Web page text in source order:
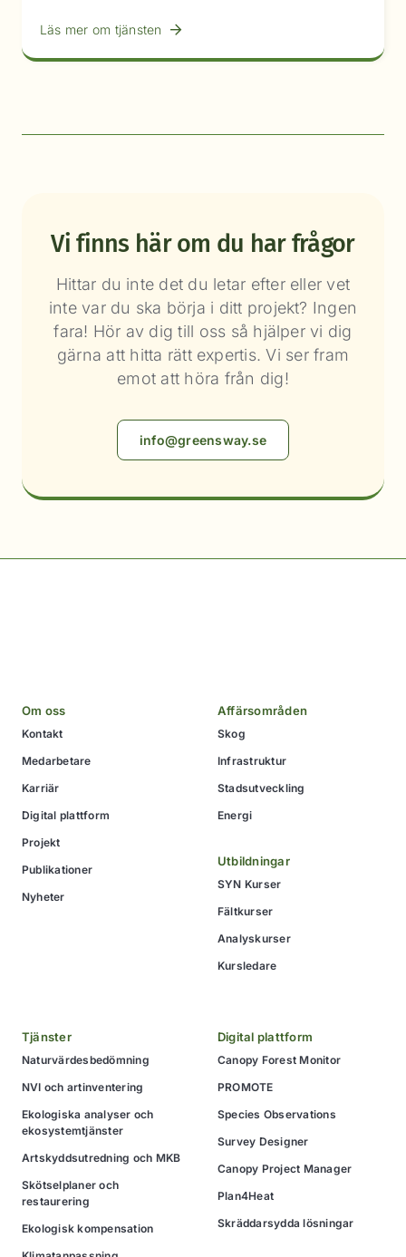
Läs mer om tjänsten
Vi finns här om du har frågor
Hittar du inte det du letar efter eller vet
inte var du ska börja i ditt projekt? Ingen
fara! Hör av dig till oss så hjälper vi dig
gärna att hitta rätt expertis. Vi ser fram
emot att höra från dig!
info@greensway.se
Om oss
Kontakt
Medarbetare
Karriär
Digital plattform
Projekt
Publikationer
Nyheter
Affärsområden
Skog
Infrastruktur
Stadsutveckling
Energi
Utbildningar
SYN Kurser
Fältkurser
Analyskurser
Kursledare
Tjänster
Naturvärdesbedömning
NVI och artinventering
Ekologiska analyser och
ekosystemtjänster
Artskyddsutredning och MKB
Skötselplaner och
restaurering
Ekologisk kompensation
Digital plattform
Canopy Forest Monitor
PROMOTE
Species Observations
Survey Designer
Canopy Project Manager
Plan4Heat
Skräddarsydda lösningar